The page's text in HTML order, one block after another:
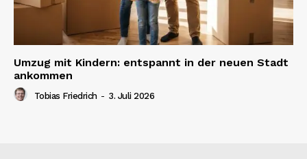
Umzug mit Kindern: entspannt in der neuen Stadt
ankommen
Tobias Friedrich - 3. Juli 2026